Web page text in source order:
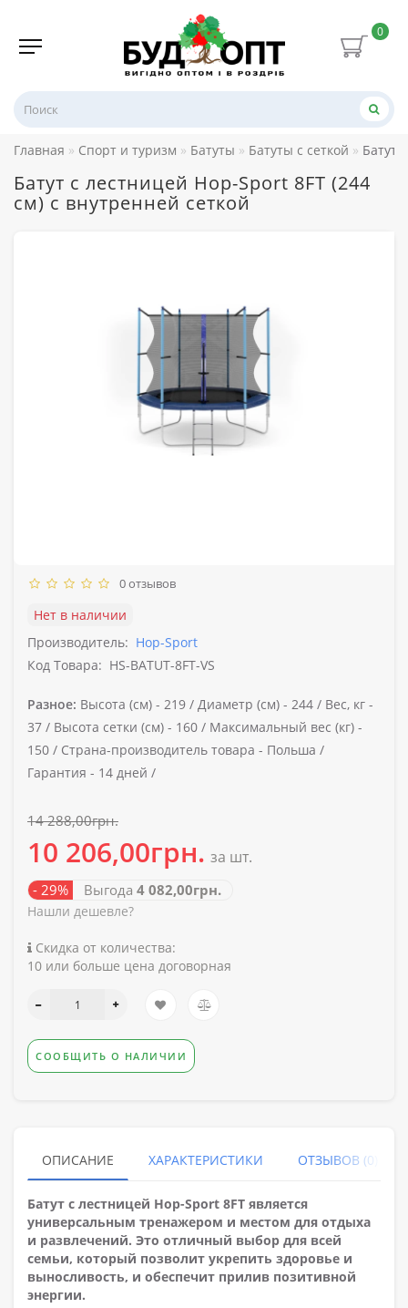
0
Главная Спорт и туризм Батуты Батуты с сеткой Батут
Батут с лестницей Hop-Sport 8FT (244
см) с внутренней сеткой
0 отзывов
Нет в наличии
Производитель: Hop-Sport
Код Товара: HS-BATUT-8FT-VS
Разное: Высота (см) - 219 / Диаметр (см) - 244 / Вес, кг -
37 / Высота сетки (см) - 160 / Максимальный вес (кг) -
150 / Страна-производитель товара - Польша /
Гарантия - 14 дней /
14 288,00грн.
10 206,00грн. за шт.
- 29% Выгода 4 082,00грн.
Нашли дешевле?
Скидка от количества:
10 или больше цена договорная
СООБЩИТЬ О НАЛИЧИИ
ОПИСАНИЕ ХАРАКТЕРИСТИКИ ОТЗЫВОВ (0)
Батут с лестницей Hop-Sport 8FT является
универсальным тренажером и местом для отдыха
и развлечений. Это отличный выбор для всей
семьи, который позволит укрепить здоровье и
выносливость, и обеспечит прилив позитивной
энергии.